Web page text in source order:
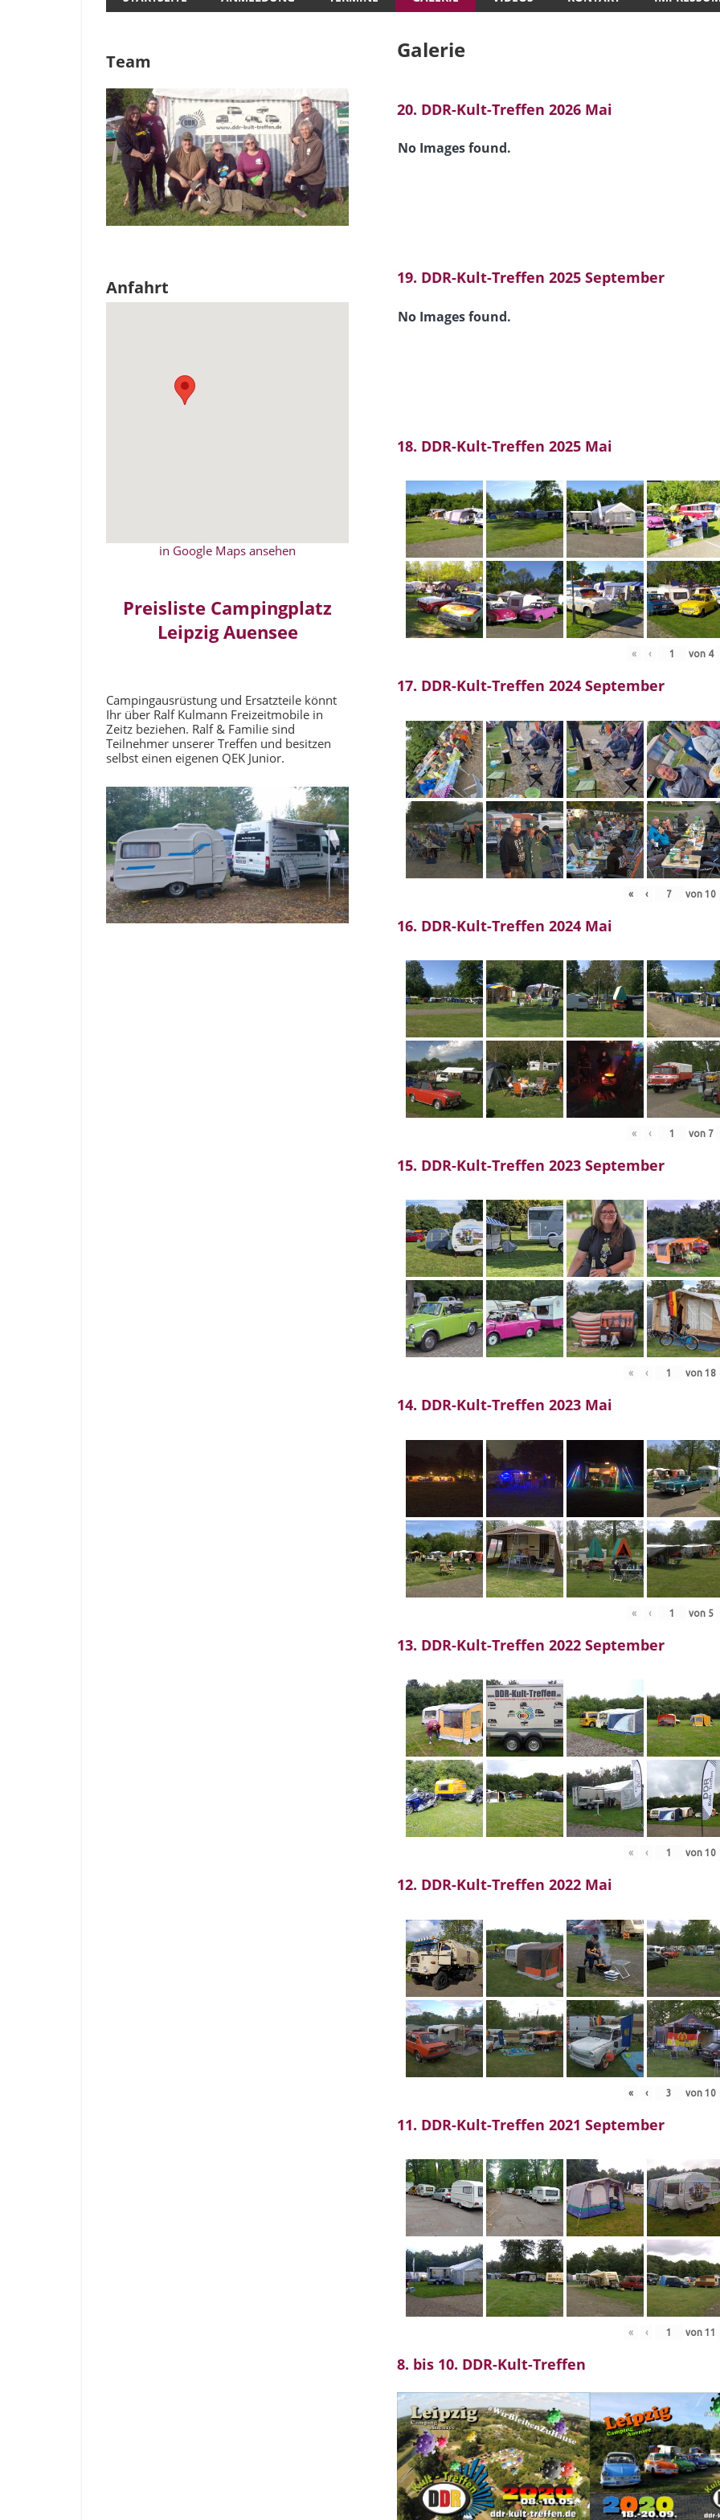
Galerie
20. DDR-Kult-Treffen 2026 Mai
No Images found.
19. DDR-Kult-Treffen 2025 September
No Images found.
18. DDR-Kult-Treffen 2025 Mai
« ‹ von 4
17. DDR-Kult-Treffen 2024 September
« ‹ von10
16. DDR-Kult-Treffen 2024 Mai
« ‹ von 7
15. DDR-Kult-Treffen 2023 September
« ‹ von18
14. DDR-Kult-Treffen 2023 Mai
« ‹ von 5
13. DDR-Kult-Treffen 2022 September
« ‹ von10
12. DDR-Kult-Treffen 2022 Mai
« ‹ von10
11. DDR-Kult-Treffen 2021 September
« ‹ von11
8. bis 10. DDR-Kult-Treffen
Team
Anfahrt
in Google Maps ansehen
Preisliste Campingplatz
Leipzig Auensee
Campingausrüstung und Ersatzteile könnt
Ihr über Ralf Kulmann Freizeitmobile in
Zeitz beziehen. Ralf & Familie sind
Teilnehmer unserer Treffen und besitzen
selbst einen eigenen QEK Junior.